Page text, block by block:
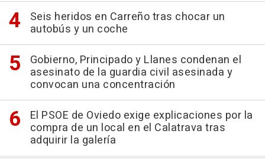
Seis heridos en Carreño tras chocar un
autobús y un coche
Gobierno, Principado y Llanes condenan el
asesinato de la guardia civil asesinada y
convocan una concentración
El PSOE de Oviedo exige explicaciones por la
compra de un local en el Calatrava tras
adquirir la galería